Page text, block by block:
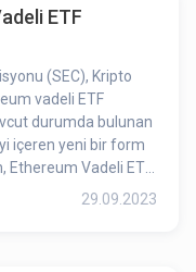
ETF
(SEC), Kripto
vadeli ETF
durumda bulunan
içeren yeni bir form
Vadeli ETF
öğrenildi.
29.09.2023